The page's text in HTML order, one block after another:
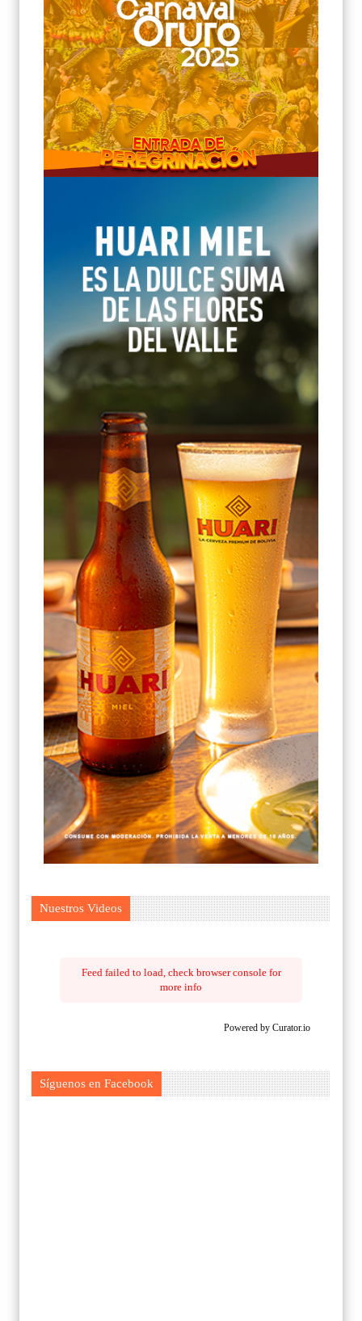
Nuestros Videos
Feed failed to load, check browser console for
more info
Powered by Curator.io
Síguenos en Facebook